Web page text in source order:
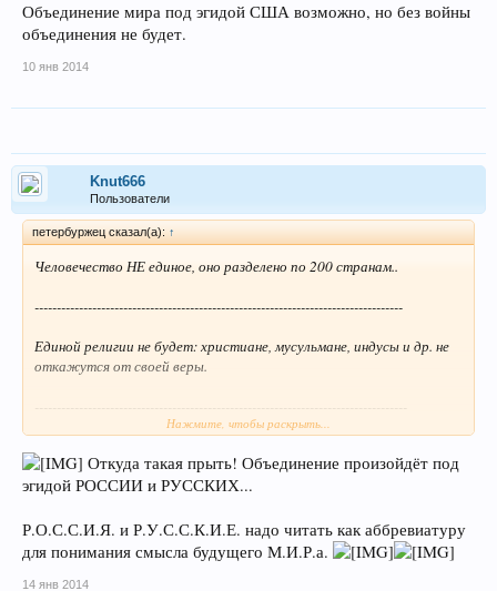
Объединение мира под эгидой США возможно, но без войны
объединения не будет.
10 янв 2014
Knut666
Пользователи
петербуржец сказал(а): ↑
Человечество НЕ единое, оно разделено по 200 странам..
-----------------------------------------------------------------------------------
Единой религии не будет: христиане, мусульмане, индусы и др. не
откажутся от своей веры.
объединения не будет.
Нажмите, чтобы раскрыть...
Откуда такая прыть! Объединение произойдёт под
эгидой РОССИИ и РУССКИХ...
Р.О.С.С.И.Я. и Р.У.С.С.К.И.Е. надо читать как аббревиатуру
для понимания смысла будущего М.И.Р.а.
14 янв 2014